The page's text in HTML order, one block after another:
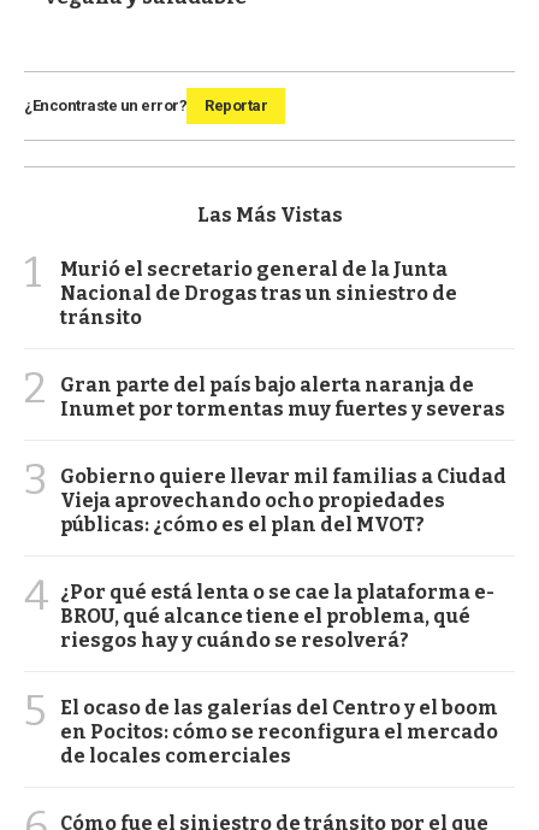
¿Encontraste un error? Reportar
Las Más Vistas
1
Murió el secretario general de la Junta
Nacional de Drogas tras un siniestro de
tránsito
2
Gran parte del país bajo alerta naranja de
Inumet por tormentas muy fuertes y severas
3
Gobierno quiere llevar mil familias a Ciudad
Vieja aprovechando ocho propiedades
públicas: ¿cómo es el plan del MVOT?
4 ¿Por qué está lenta o se cae la plataforma e-
BROU, qué alcance tiene el problema, qué
riesgos hay y cuándo se resolverá?
5
El ocaso de las galerías del Centro y el boom
en Pocitos: cómo se reconfigura el mercado
de locales comerciales
Cómo fue el siniestro de tránsito por el que